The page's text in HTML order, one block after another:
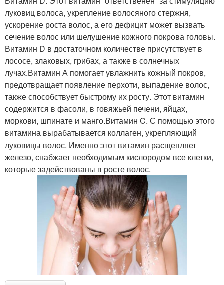
луковиц волоса, укрепление волосяного стержня,
ускорение роста волос, а его дефицит может вызвать
сечение волос или шелушение кожного покрова головы.
Витамин D в достаточном количестве присутствует в
лососе, злаковых, грибах, а также в солнечных
лучах.Витамин А помогает увлажнить кожный покров,
предотвращает появление перхоти, выпадение волос,
также способствует быстрому их росту. Этот витамин
содержится в фасоли, в говяжьей печени, яйцах,
моркови, шпинате и манго.Витамин C. С помощью этого
витамина вырабатывается коллаген, укрепляющий
луковицы волос. Именно этот витамин расщепляет
железо, снабжает необходимым кислородом все клетки,
которые задействованы в росте волос.